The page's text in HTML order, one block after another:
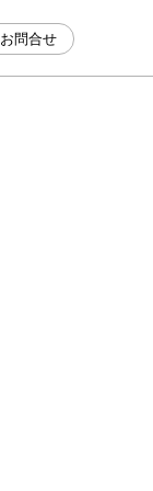
お問合せ